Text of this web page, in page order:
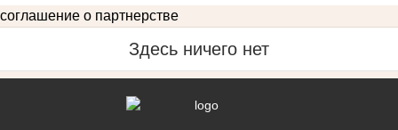
соглашение о партнерстве
Здесь ничего нет